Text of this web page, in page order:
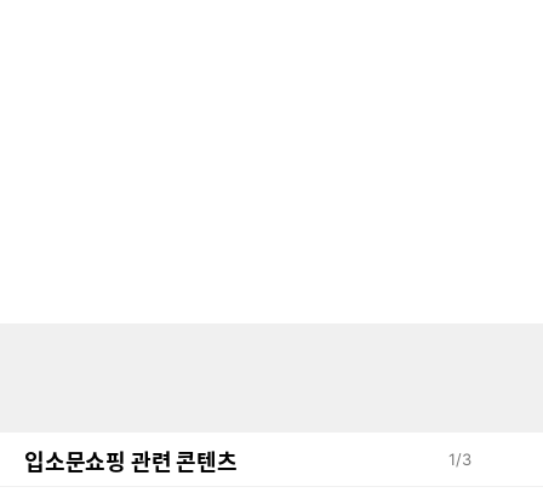
입소문쇼핑 관련 콘텐츠 1/3